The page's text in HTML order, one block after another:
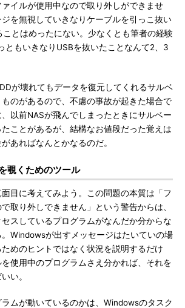
イルが使用中なので取り外しができませ
を無視していきなりケーブルを引っこ抜い
とはめったにない。少なくとも筆者の経験
ともいきなりUSBを抜いたことなんて2、3
が壊れてもデータを復元してくれるサルベ
のがあるので、不慮の事故が起きた場合で
以前NASが飛んでしまったときにサルベー
ことがあるが、結構なお値段だった覚えは
あればなんとかなるのだ。
覗くためのツール
目に考えてみよう。この問題の本質は「フ
取り外しできません」という警告からは、
スしているプログラムがなんだか分からな
Windowsが出すメッセージはたいていの場
めのヒントではなく状況を説明するだけ
使用中のプログラムさえ分かれば、それを
い。
ムが動いているのかは、Windowsのタスク